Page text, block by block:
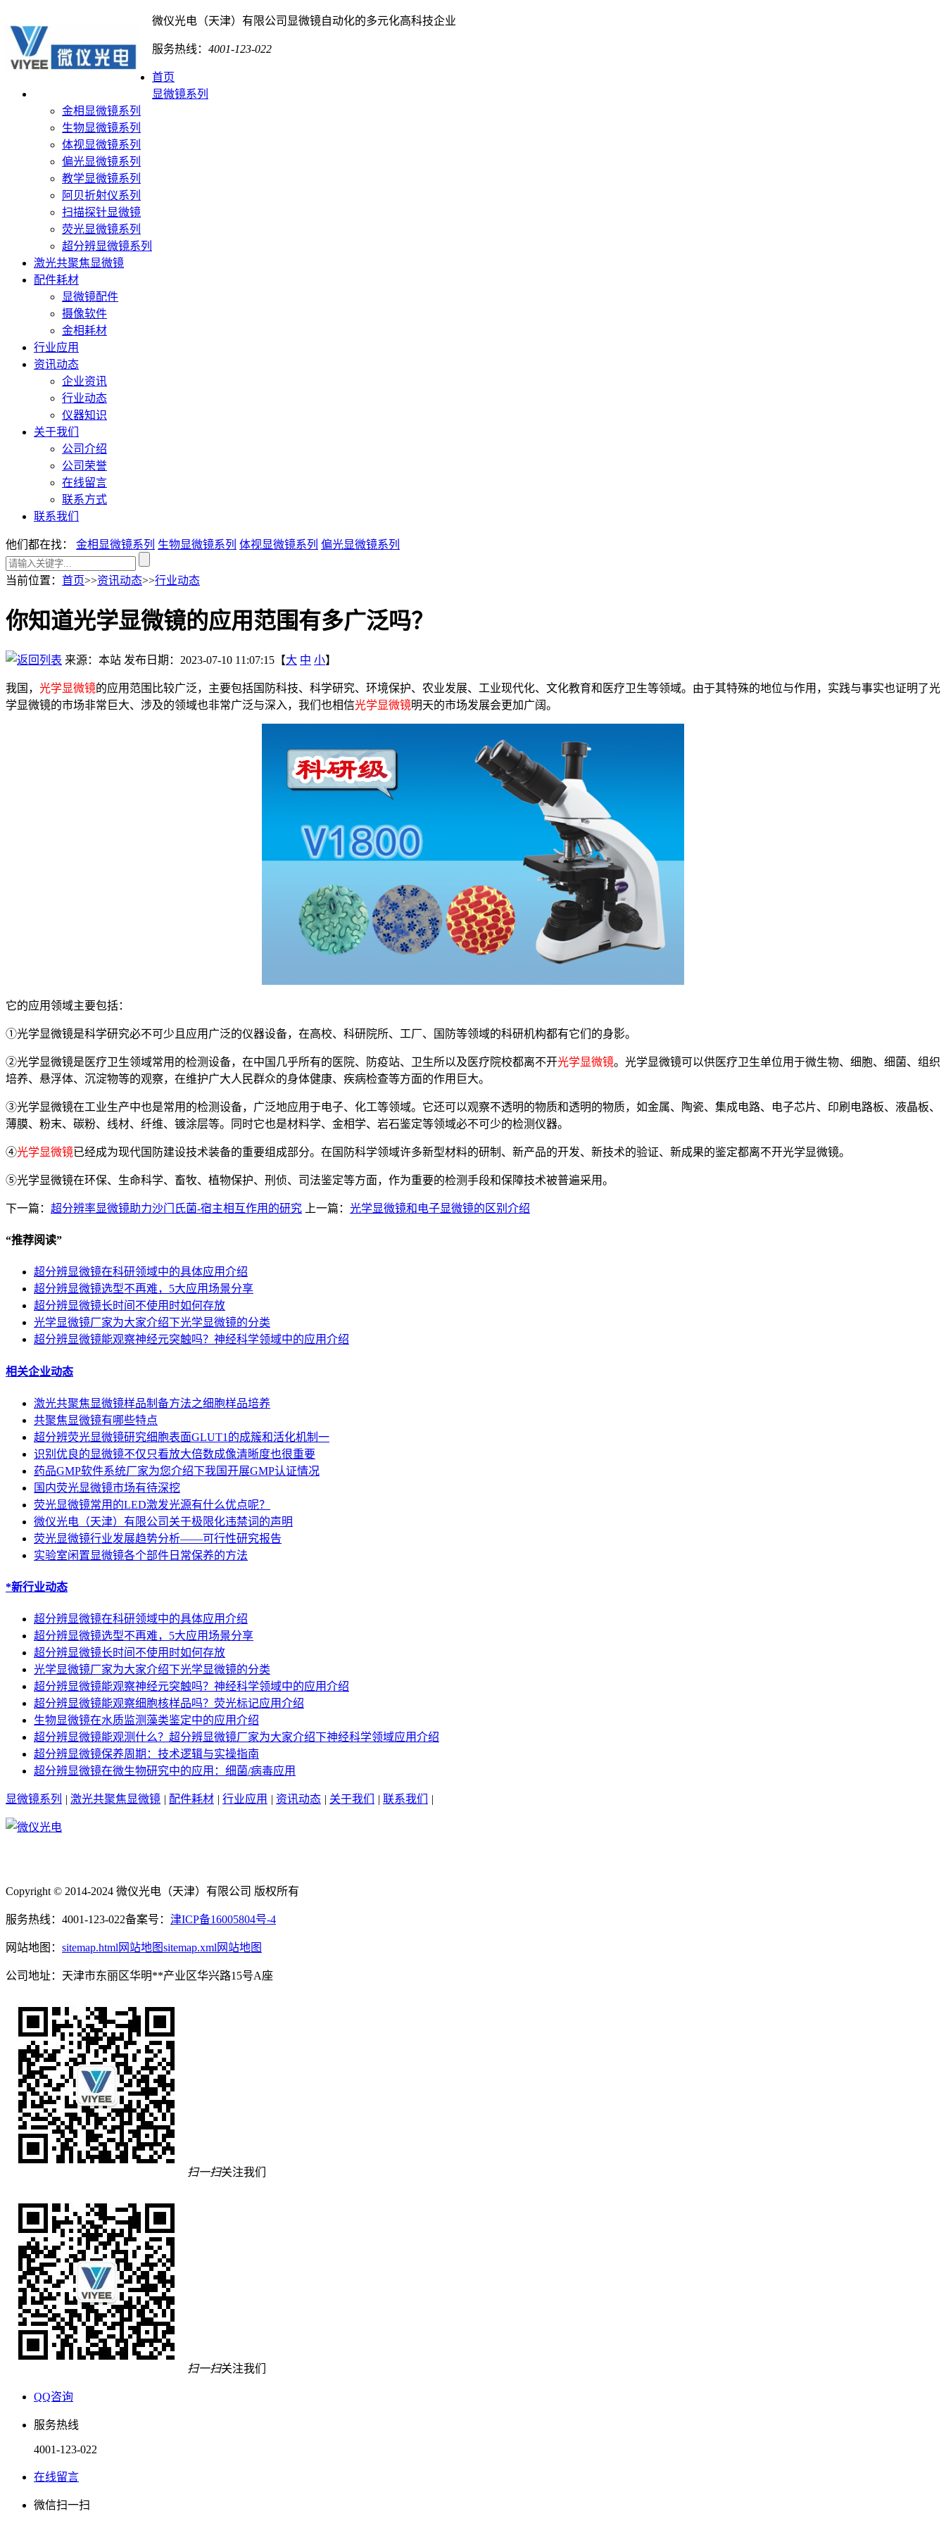
微仪光电（天津）有限公司 显微镜自动化的多元化高科技企业
服务热线： 4001-123-022
首页
显微镜系列
金相显微镜系列
生物显微镜系列
体视显微镜系列
偏光显微镜系列
教学显微镜系列
阿贝折射仪系列
扫描探针显微镜
荧光显微镜系列
超分辨显微镜系列
激光共聚焦显微镜
配件耗材
显微镜配件
摄像软件
金相耗材
行业应用
资讯动态
企业资讯
行业动态
仪器知识
关于我们
公司介绍
公司荣誉
在线留言
联系方式
联系我们
他们都在找： 金相显微镜系列 生物显微镜系列 体视显微镜系列 偏光显微镜系列
当前位置 ： 首页>>资讯动态>>行业动态
你知道光学显微镜的应用范围有多广泛吗？
来源：本站 发布日期：2023-07-10 11:07:15【大 中 小】
我国， 光学显微镜的应用范围比较广泛，主要包括国防科技、科学研究、环境保护、农业发展、工业现代化、文化教育和医疗卫生等领域。由于其特殊的地位与作用，实践与事实也证明了光
学显微镜的市场非常巨大、涉及的领域也非常广泛与深入，我们也相信光学显微镜明天的市场发展会更加广阔。
它的应用领域主要包括：
①光学显微镜是科学研究必不可少且应用广泛的仪器设备，在高校、科研院所、工厂、国防等领域的科研机构都有它们的身影。
②光学显微镜是医疗卫生领域常用的检测设备，在中国几乎所有的医院、防疫站、卫生所以及医疗院校都离不开光学显微镜。光学显微镜可以供医疗卫生单位用于微生物、细胞、细菌、组织
培养、悬浮体、沉淀物等的观察，在维护广大人民群众的身体健康、疾病检查等方面的作用巨大。
③光学显微镜在工业生产中也是常用的检测设备，广泛地应用于电子、化工等领域。它还可以观察不透明的物质和透明的物质，如金属、陶瓷、集成电路、电子芯片、印刷电路板、液晶板、
薄膜、粉末、碳粉、线材、纤维、镀涂层等。同时它也是材料学、金相学、岩石鉴定等领域必不可少的检测仪器。
④光学显微镜已经成为现代国防建设技术装备的重要组成部分。在国防科学领域许多新型材料的研制、新产品的开发、新技术的验证、新成果的鉴定都离不开光学显微镜。
⑤光学显微镜在环保、生命科学、畜牧、植物保护、刑侦、司法鉴定等方面，作为重要的检测手段和保障技术被普遍采用。
下一篇： 超分辨率显微镜助力沙门氏菌-宿主相互作用的研究 上一篇： 光学显微镜和电子显微镜的区别介绍
“推荐阅读”
超分辨显微镜在科研领域中的具体应用介绍
超分辨显微镜选型不再难，5大应用场景分享
超分辨显微镜长时间不使用时如何存放
光学显微镜厂家为大家介绍下光学显微镜的分类
超分辨显微镜能观察神经元突触吗？神经科学领域中的应用介绍
相关企业动态
激光共聚焦显微镜样品制备方法之细胞样品培养
共聚焦显微镜有哪些特点
超分辨荧光显微镜研究细胞表面GLUT1的成簇和活化机制一
识别优良的显微镜不仅只看放大倍数成像清晰度也很重要
药品GMP软件系统厂家为您介绍下我国开展GMP认证情况
国内荧光显微镜市场有待深挖
荧光显微镜常用的LED激发光源有什么优点呢？
微仪光电（天津）有限公司关于极限化违禁词的声明
荧光显微镜行业发展趋势分析——可行性研究报告
实验室闲置显微镜各个部件日常保养的方法
*新行业动态
超分辨显微镜在科研领域中的具体应用介绍
超分辨显微镜选型不再难，5大应用场景分享
超分辨显微镜长时间不使用时如何存放
光学显微镜厂家为大家介绍下光学显微镜的分类
超分辨显微镜能观察神经元突触吗？神经科学领域中的应用介绍
超分辨显微镜能观察细胞核样品吗？荧光标记应用介绍
生物显微镜在水质监测藻类鉴定中的应用介绍
超分辨显微镜能观测什么？超分辨显微镜厂家为大家介绍下神经科学领域应用介绍
超分辨显微镜保养周期：技术逻辑与实操指南
超分辨显微镜在微生物研究中的应用：细菌/病毒应用
显微镜系列 激光共聚焦显微镜 配件耗材 行业应用 资讯动态 关于我们 联系我们
Copyright © 2014-2024 微仪光电（天津）有限公司 版权所有
服务热线：4001-123-022备案号： 津ICP备16005804号-4
网站地图： sitemap.html网站地图sitemap.xml网站地图
公司地址：天津市东丽区华明**产业区华兴路15号A座
扫一扫关注我们
扫一扫关注我们
QQ咨询
服务热线
4001-123-022
在线留言
微信扫一扫